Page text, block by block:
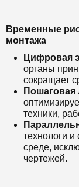
Временные
монтажа
Цифровая
органы
сокращает
Пошаговая
техники,
технологи
среде,
чертежей.